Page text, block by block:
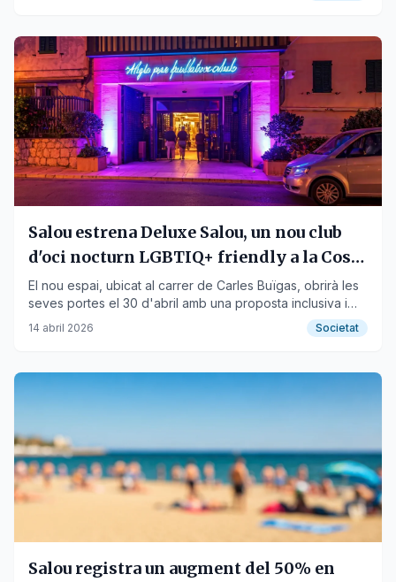
Salou estrena Deluxe Salou, un nou club
d'oci nocturn LGBTIQ+ friendly a la Costa
Daurada
El nou espai, ubicat al carrer de Carles Buïgas, obrirà les
seves portes el 30 d'abril amb una proposta inclusiva i
diversa per a tothom.
14 abril 2026 Societat
Salou registra un augment del 50% en